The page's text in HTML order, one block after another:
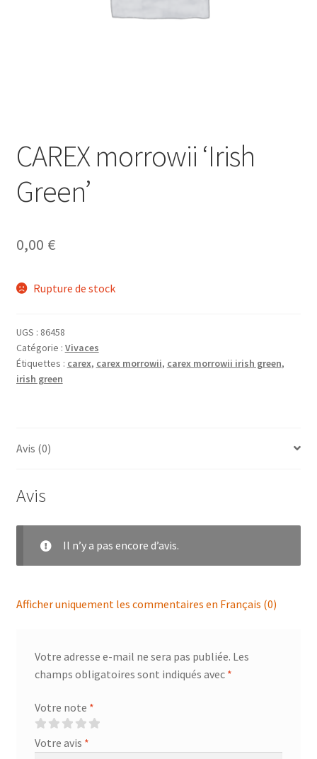
CAREX morrowii ‘Irish
Green’
0,00 €
Rupture de stock
UGS : 86458
Catégorie : Vivaces
Étiquettes : carex, carex morrowii, carex morrowii irish green,
irish green
Avis (0)
Avis
Il n’y a pas encore d’avis.
Afficher uniquement les commentaires en Français (0)
Votre adresse e-mail ne sera pas publiée. Les
champs obligatoires sont indiqués avec *
Votre note *
Votre avis *